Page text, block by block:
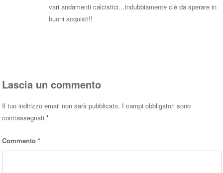
vari andamenti calcistici…indubbiamente c’è da sperare in
buoni acquisti!!
Lascia un commento
Il tuo indirizzo email non sarà pubblicato. I campi obbligatori sono
contrassegnati*
Commento*